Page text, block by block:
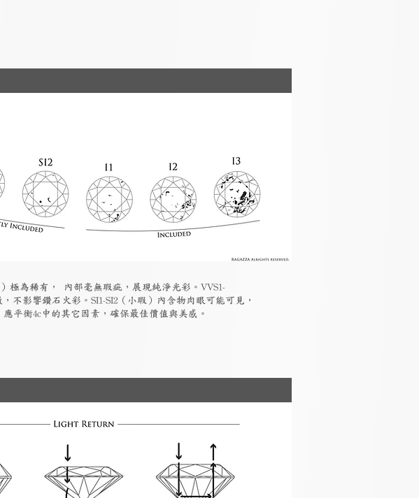
極為稀有， 內部毫無瑕疵，展現純淨光彩。VVS1-
不影響鑽石火彩。SI1-SI2（小瑕）內含物肉眼可能可見，
平衡4c中的其它因素，確保最佳價值與美感。